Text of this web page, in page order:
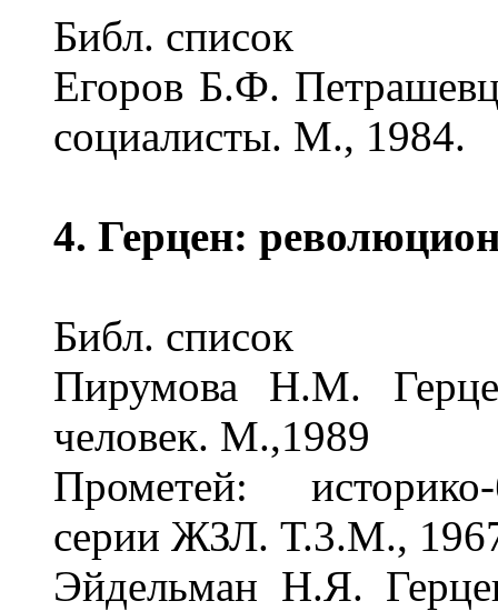
Библ. список
Егоров Б.Ф.
социалисты. М., 1984.
4. Герцен:
Библ. список
Пирумова Н.М.
человек. М.,1989
Прометей:
серии ЖЗЛ. Т.3.М.,
Эйдельман Н.Я.